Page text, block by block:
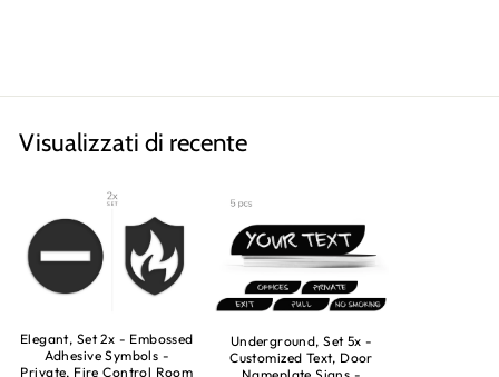
Visualizzati di recente
Elegant, Set 2x - Embossed
Adhesive Symbols -
Private, Fire Control Room
Underground, Set 5x -
Customized Text, Door